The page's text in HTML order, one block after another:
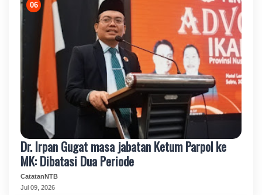
Dr. Irpan Gugat masa jabatan Ketum Parpol ke
MK: Dibatasi Dua Periode
CatatanNTB
Jul 09, 2026